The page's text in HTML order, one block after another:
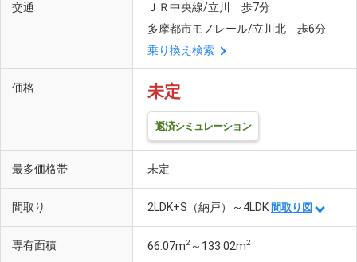
交通
ＪＲ中央線/立川 歩7分
多摩都市モノレール/立川北 歩6分
乗り換え検索
価格 未定
返済シミュレーション
最多価格帯 未定
間取り 2LDK+S（納戸）～4LDK 間取り図
専有面積 66.07m2 ～133.02m2